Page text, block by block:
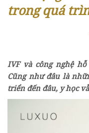
trong quá
IVF và công nghệ
Cũng như đâu là
triển đến đâu, y học